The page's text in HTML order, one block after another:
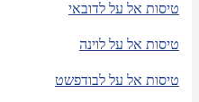
טיסות אל על לדובאי
טיסות אל על לוינה
טיסות אל על לבודפשט